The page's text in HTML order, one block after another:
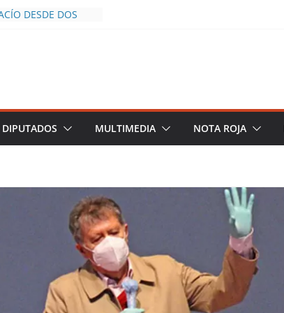
DESDE DOS
AL INFLUENCER
DURANTE
VIVO EN
DESCIENDE A LAS
Y TERMINA
DIPUTADOS MULTIMEDIA NOTA ROJA